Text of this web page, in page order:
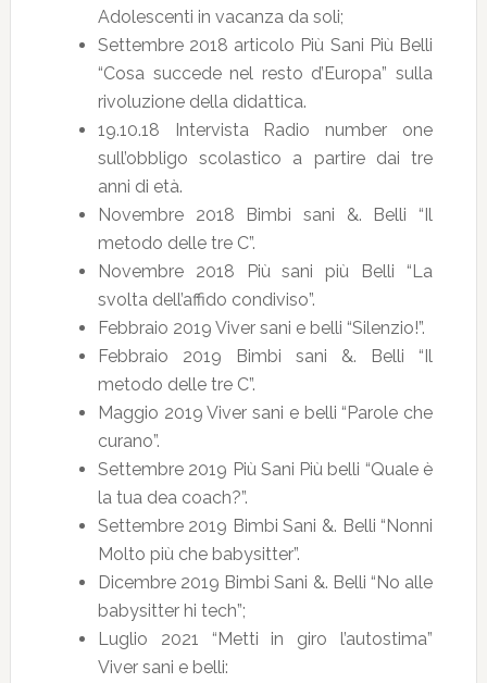
Adolescenti in vacanza da soli;
Settembre 2018 articolo Più Sani Più Belli
“Cosa succede nel resto d’Europa” sulla
rivoluzione della didattica.
19.10.18 Intervista Radio number one
sull’obbligo scolastico a partire dai tre
anni di età.
Novembre 2018 Bimbi sani &. Belli “Il
metodo delle tre C”.
Novembre 2018 Più sani più Belli “La
svolta dell’affido condiviso”.
Febbraio 2019 Viver sani e belli “Silenzio!”.
Febbraio 2019 Bimbi sani &. Belli “Il
metodo delle tre C”.
Maggio 2019 Viver sani e belli “Parole che
curano”.
Settembre 2019 Più Sani Più belli “Quale è
la tua dea coach?”.
Settembre 2019 Bimbi Sani &. Belli “Nonni
Molto più che babysitter”.
Dicembre 2019 Bimbi Sani &. Belli “No alle
babysitter hi tech”;
Luglio 2021 “Metti in giro l’autostima”
Viver sani e belli: